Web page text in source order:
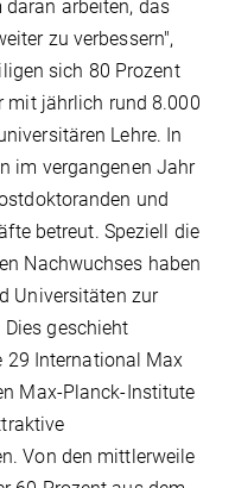
arbeiten, das
zu verbessern",
sich 80 Prozent
mit jährlich rund 8.000
Lehre. In
im vergangenen Jahr
und
betreut. Speziell die
Nachwuchses haben
Universitäten zur
geschieht
29 International Max
Max-Planck-Institute
Von den mittlerweile